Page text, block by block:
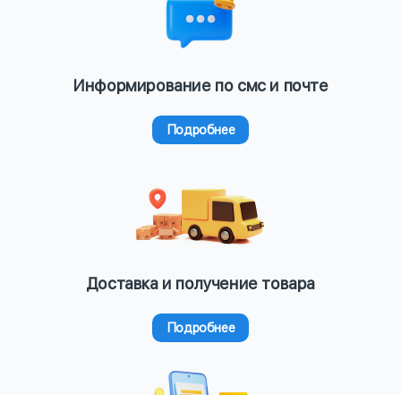
Информирование по смс и почте
Подробнее
Доставка и получение товара
Подробнее